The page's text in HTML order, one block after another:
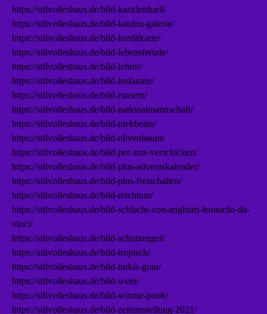
https://stilvolleshaus.de/bild-kanzlerduell/
https://stilvolleshaus.de/bild-kaufen-galerie/
https://stilvolleshaus.de/bild-kreditkarte/
https://stilvolleshaus.de/bild-lebensfreude/
https://stilvolleshaus.de/bild-lehrer/
https://stilvolleshaus.de/bild-loslassen/
https://stilvolleshaus.de/bild-masern/
https://stilvolleshaus.de/bild-nationalmannschaft/
https://stilvolleshaus.de/bild-niekbeats/
https://stilvolleshaus.de/bild-olivenbaum/
https://stilvolleshaus.de/bild-per-sms-verschicken/
https://stilvolleshaus.de/bild-plus-adventskalender/
https://stilvolleshaus.de/bild-plus-freischalten/
https://stilvolleshaus.de/bild-reichtum/
https://stilvolleshaus.de/bild-schlacht-von-anghiari-leonardo-da-
vinci/
https://stilvolleshaus.de/bild-schutzengel/
https://stilvolleshaus.de/bild-tropisch/
https://stilvolleshaus.de/bild-turkis-grau/
https://stilvolleshaus.de/bild-wein/
https://stilvolleshaus.de/bild-winnie-pooh/
https://stilvolleshaus.de/bild-zeitumstellung-2021/